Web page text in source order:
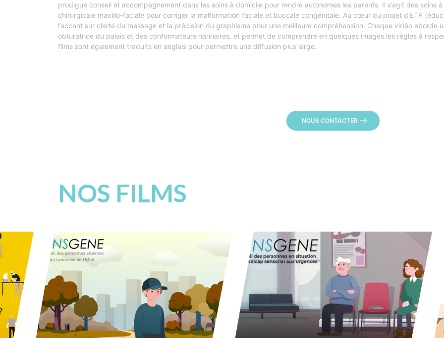
prodigue conseil et accompagnement dans les soins à domicile pour rendre autonomes les parents. Il s’agit des soins
chirurgicale maxillo-faciale pour corriger la malformation faciale et buccale congénitale. Au cœur du projet d’ETP
l’accent sur clarté du message et la précision du graphisme pour une meilleure compréhension. Chaque vidéo aborde
obturatrice du palais et des conformateurs narinaires, et permet de comprendre en quelques images les règles à
films sont également traduits en anglais pour permettre une diffusion plus large.
NOUS CONTACTER
NOS FILMS